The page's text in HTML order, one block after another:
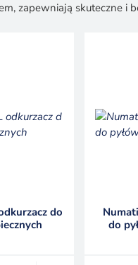
zapewniają skuteczne i
do
do